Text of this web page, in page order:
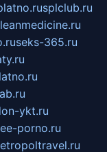
splclub.ru
seks-365.ru
ykt.ru
porno.ru